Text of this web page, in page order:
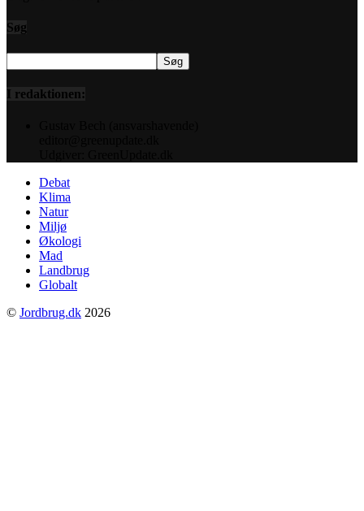
Søg
I redaktionen:
Debat
Klima
Natur
Miljø
Økologi
Mad
Landbrug
Globalt
© Jordbrug.dk 2026